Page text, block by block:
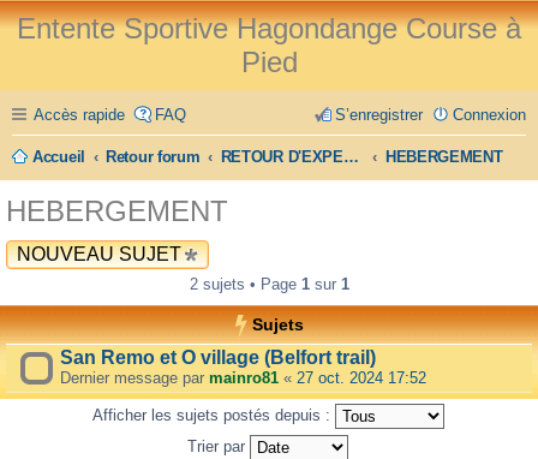
Entente Sportive Hagondange Course à
Pied
Accès rapide FAQ Connexion
S’enregistrer
Accueil Retour forum RETOUR D'EXPERIENCE HEBERGEMENT
HEBERGEMENT
NOUVEAU SUJET
2 sujets • Page 1sur 1
Sujets
San Remo et O village (Belfort trail)
Dernier message par mainro81 « 27 oct. 2024 17:52
Afficher les sujets postés depuis :
Trier par